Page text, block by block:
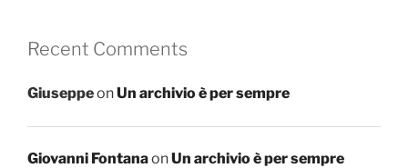
Recent Comments
GiuseppeonUn archivio è per sempre
Giovanni FontanaonUn archivio è per sempre